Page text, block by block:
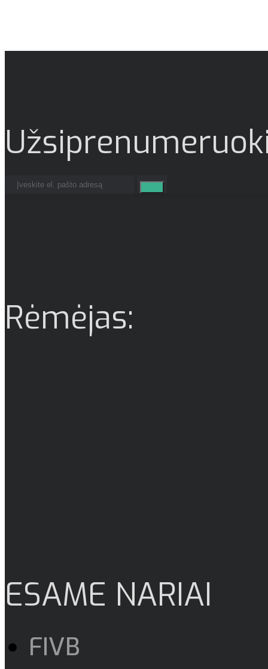
Rėmėjas:
ESAME NARIAI
FIVB